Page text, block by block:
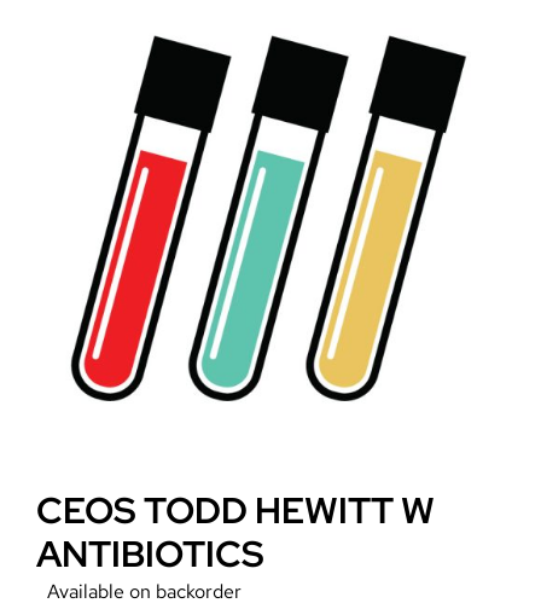
CEOS TODD HEWITT W
ANTIBIOTICS
Available on backorder